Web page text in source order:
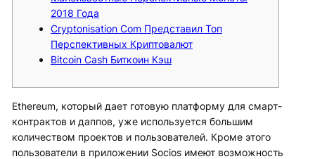
2018 Года
Сryptonisation Com Представил Топ
Перспективных Криптовалют
Bitcoin Cash Биткоин Кэш
Ethereum, который дает готовую платформу для смарт-
контрактов и даппов, уже используется большим
количеством проектов и пользователей. Кроме этого
пользователи в приложении Socios имеют возможность